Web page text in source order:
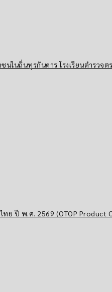
ในถิ่นทุรกันดาร โรงเรียนตำรวจต
ปี พ.ศ. 2569 (OTOP Product